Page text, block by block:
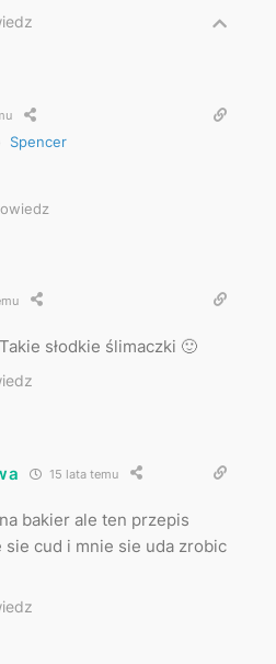
Spencer
słodkie ślimaczki 🙂
15 lata temu
bakier ale ten przepis
sie cud i mnie sie uda zrobic